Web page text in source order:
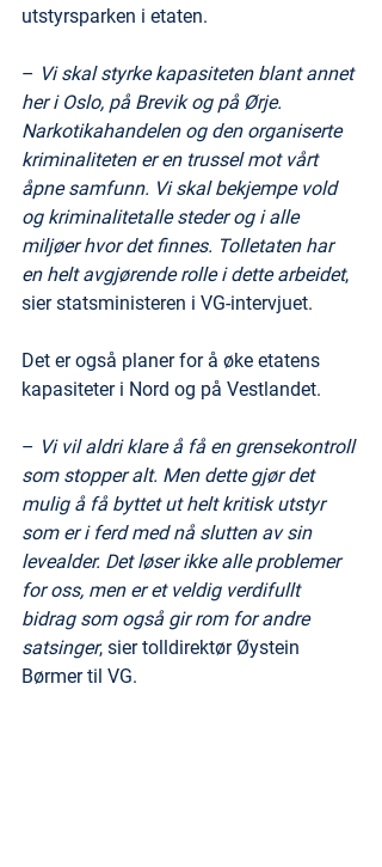
utstyrsparken i etaten.
– Vi skal styrke kapasiteten blant annet
her i Oslo, på Brevik og på Ørje.
Narkotikahandelen og den organiserte
kriminaliteten er en trussel mot vårt
åpne samfunn. Vi skal bekjempe vold
og kriminalitetalle steder og i alle
miljøer hvor det finnes. Tolletaten har
en helt avgjørende rolle i dette arbeidet,
sier statsministeren i VG-intervjuet.
Det er også planer for å øke etatens
kapasiteter i Nord og på Vestlandet.
– Vi vil aldri klare å få en grensekontroll
som stopper alt. Men dette gjør det
mulig å få byttet ut helt kritisk utstyr
som er i ferd med nå slutten av sin
levealder. Det løser ikke alle problemer
for oss, men er et veldig verdifullt
bidrag som også gir rom for andre
satsinger, sier tolldirektør Øystein
Børmer til VG.